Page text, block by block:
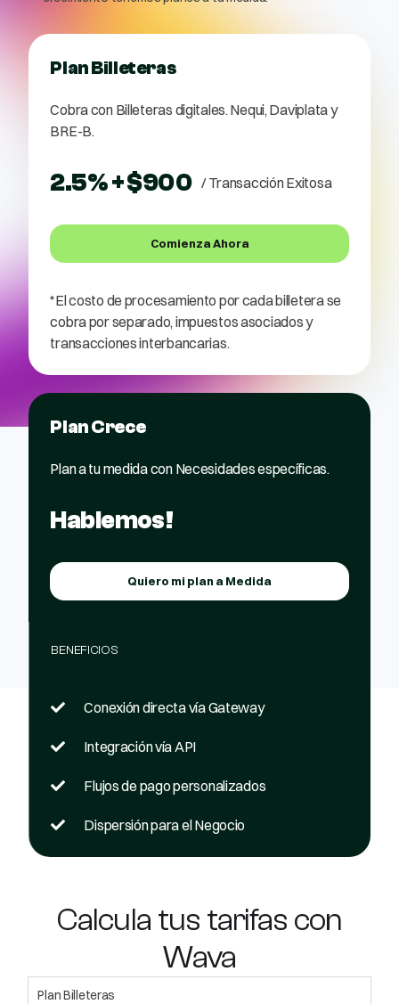
Plan Billeteras
Cobra con Billeteras digitales. Nequi, Daviplata y
BRE-B.
2.5% + $900/ Transacción Exitosa
Comienza Ahora
*El costo de procesamiento por cada billetera se
cobra por separado, impuestos asociados y
transacciones interbancarias.
Plan Crece
Plan a tu medida con Necesidades específicas.
Hablemos!
Quiero mi plan a Medida
BENEFICIOS
Conexión directa vía Gateway
Integración vía API
Flujos de pago personalizados
Dispersión para el Negocio
Calcula tus tarifas con
Wava
Plan Billeteras